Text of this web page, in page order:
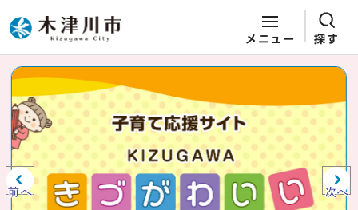
ページの先頭です
メニュー 探す
ここから本文です
ビジュアルエリア。木津川市役所か
らの紹介、お知らせ。
前へ 次へ